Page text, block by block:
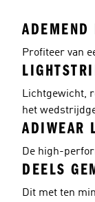
ADEMEND
Profiteer van
Lichtgewicht,
het
ADIWEAR
De high-
DEELS
Dit met ten